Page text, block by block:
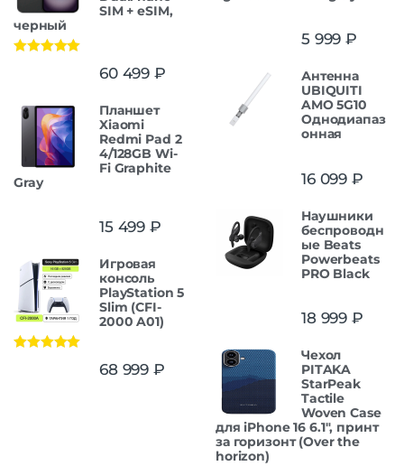
SIM + eSIM,
черный
60 499 ₽
Планшет
Xiaomi
Redmi Pad 2
4/128GB Wi-
Fi Graphite
Gray
15 499 ₽
Игровая
консоль
PlayStation 5
Slim (CFI-
2000 A01)
68 999 ₽
5 999 ₽
Антенна
UBIQUITI
AMO 5G10
Однодиапаз
онная
16 099 ₽
Наушники
беспроводн
ые Beats
Powerbeats
PRO Black
18 999 ₽
Чехол
PITAKA
StarPeak
Tactile
Woven Case
для iPhone 16 6.1", принт
за горизонт (Over the
horizon)